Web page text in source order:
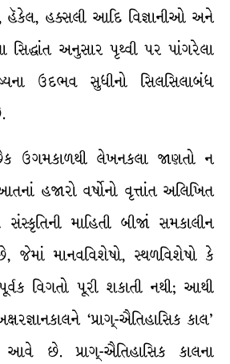
હૅકેલ, હક્સલી આદિ વિજ્ઞાનીઓ અને
સિદ્ધાંત અનુસાર પૃથ્વી પર પાંગરેલા
ઉદભવ સુધીનો સિલસિલાબંધ
ઉગમકાળથી લેખનકલા જાણતો ન
હજારો વર્ષોનો વૃત્તાંત અલિખિત
માહિતી બીજાં સમકાલીન
જેમાં માનવવિશેષો, સ્થળવિશેષો કે
વિગતો પૂરી શકાતી નથી; આથી
‘પ્રાગ્-ઐતિહાસિક કાલ’
છે. પ્રાગ્-ઐતિહાસિક કાલના